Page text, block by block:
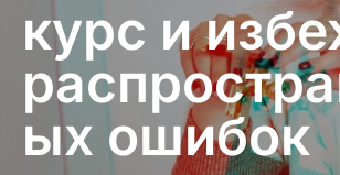
курс и
ых ошибок